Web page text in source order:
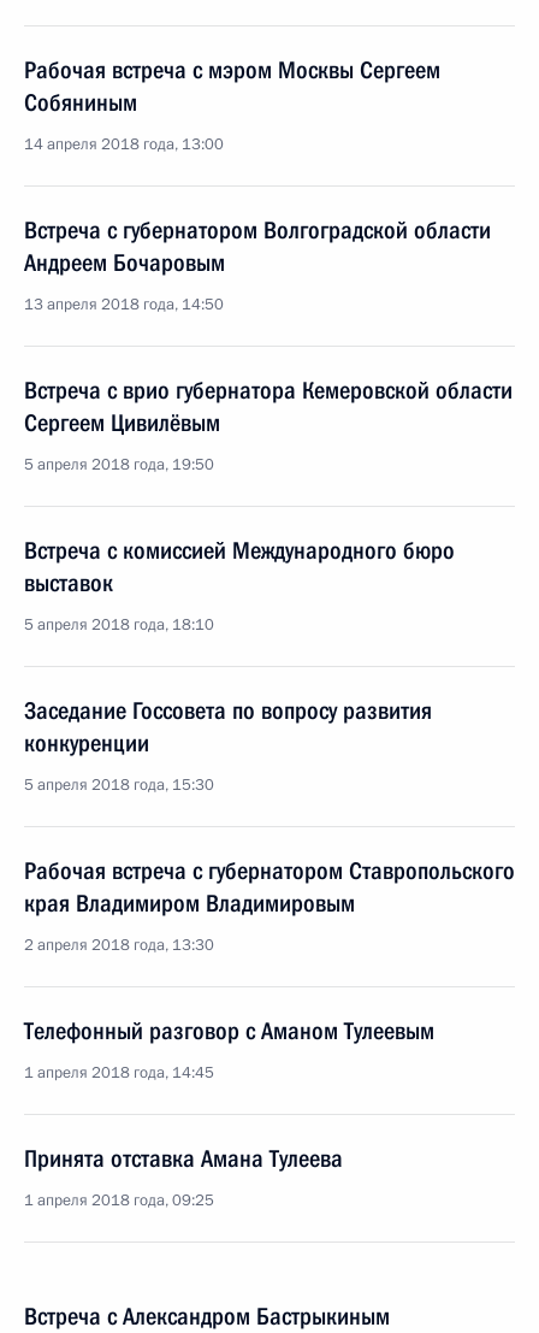
Рабочая встреча с мэром Москвы Сергеем
Собяниным
14 апреля 2018 года, 13:00
Встреча с губернатором Волгоградской области
Андреем Бочаровым
13 апреля 2018 года, 14:50
Встреча с врио губернатора Кемеровской области
Сергеем Цивилёвым
5 апреля 2018 года, 19:50
Встреча с комиссией Международного бюро
выставок
5 апреля 2018 года, 18:10
Заседание Госсовета по вопросу развития
конкуренции
5 апреля 2018 года, 15:30
Рабочая встреча с губернатором Ставропольского
края Владимиром Владимировым
2 апреля 2018 года, 13:30
Телефонный разговор с Аманом Тулеевым
1 апреля 2018 года, 14:45
Принята отставка Амана Тулеева
1 апреля 2018 года, 09:25
Встреча с Александром Бастрыкиным